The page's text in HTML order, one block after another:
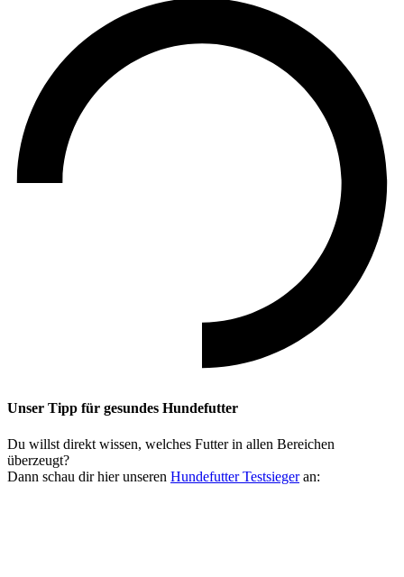
Unser Tipp für gesundes Hundefutter
Du willst direkt wissen, welches Futter in allen Bereichen
überzeugt?
Dann schau dir hier unseren Hundefutter Testsiegeran: